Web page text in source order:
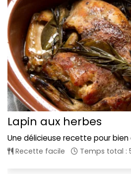
Lapin aux herbes
Une délicieuse recette pour bien
Recette facile Temps total :